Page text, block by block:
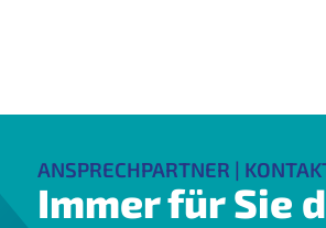
ANSPRECHPARTNER |
Immer für Sie